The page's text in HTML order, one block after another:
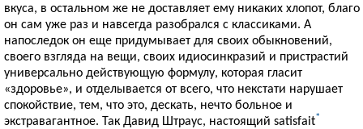
вкуса, в остальном же не доставляет ему никаких хлопот, благо
он сам уже раз и навсегда разобрался с классиками. А
напоследок он еще придумывает для своих обыкновений,
своего взгляда на вещи, своих идиосинкразий и пристрастий
универсально действующую формулу, которая гласит
«здоровье», и отделывается от всего, что некстати нарушает
спокойствие, тем, что это, дескать, нечто больное и
экстравагантное. Так Давид Штраус, настоящий satisfait*